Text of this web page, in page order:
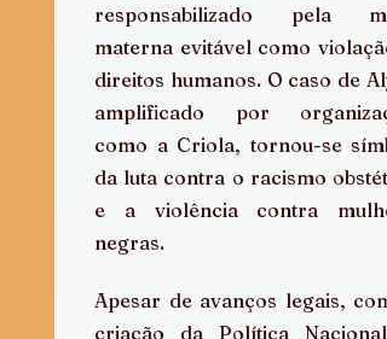
responsabilizado pela
materna evitável como
direitos humanos. O caso de
amplificado por
como a Criola, tornou-se
da luta contra o racismo
e a violência contra
negras.
Apesar de avanços legais,
criação da Política Nacional